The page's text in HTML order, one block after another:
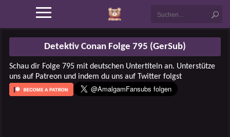
Detektiv Conan Folge 795 (GerSub)
Schau dir Folge 795 mit deutschen Untertiteln an. Unterstütze
uns auf Patreon und indem du uns auf Twitter folgst